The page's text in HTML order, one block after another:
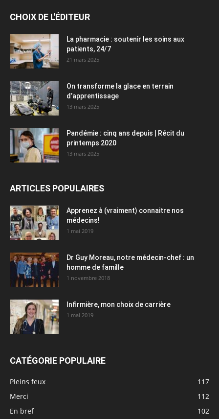
CHOIX DE L'ÉDITEUR
La pharmacie : soutenir les soins aux
patients, 24/7
21 mars 2025
On transforme la glace en terrain
d’apprentissage
13 mars 2025
Pandémie : cinq ans depuis | Récit du
printemps 2020
13 mars 2025
ARTICLES POPULAIRES
Apprenez à (vraiment) connaitre nos
médecins!
1 mai 2019
Dr Guy Moreau, notre médecin-chef : un
homme de famille
1 novembre 2018
Infirmière, mon choix de carrière
1 mai 2019
CATÉGORIE POPULAIRE
Pleins feux
117
Merci
112
En bref
102